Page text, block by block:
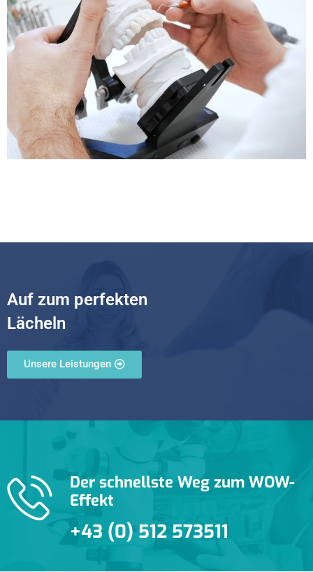
Behandlung
Auf zum perfekten
Lächeln
Unsere Leistungen
Der schnellste Weg zum WOW-
Effekt
+43 (0) 512 573511